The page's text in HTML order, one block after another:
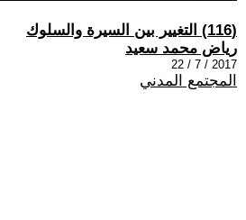
(116) التغيير بين السيرة والسلوك
رياض محمد سعيد
2017 / 7 / 22
المجتمع المدني